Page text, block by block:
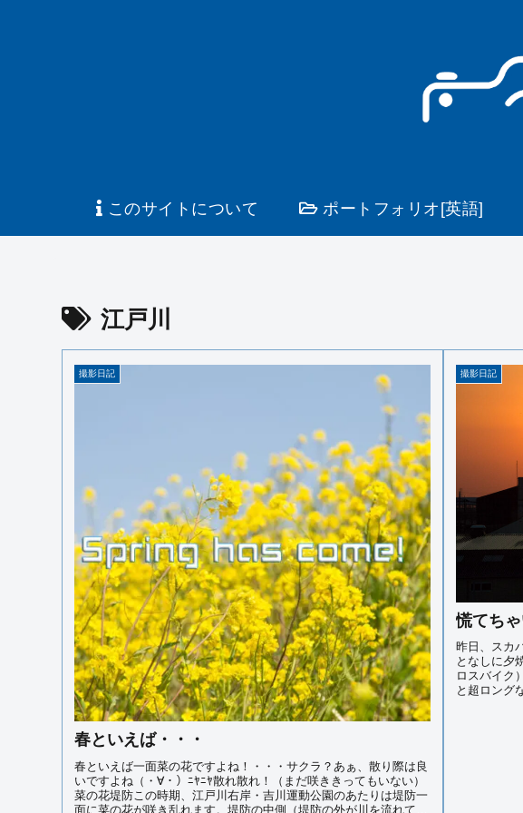
このサイトについて ポートフォリオ[英語]
江戸川
撮影日記
春といえば・・・
春といえば一面菜の花ですよね！・・・サクラ？あぁ、散り際は良
いですよね（・∀・）ﾆﾔﾆﾔ散れ散れ！（まだ咲ききってもいない）
菜の花堤防この時期、江戸川右岸・吉川運動公園のあたりは堤防一
面に菜の花が咲き乱れます。堤防の中側（堤防の外が川を流れてい
撮影日記
慌てちゃ
昨日、スカ
となしに夕
ロスバイク
と超ロング